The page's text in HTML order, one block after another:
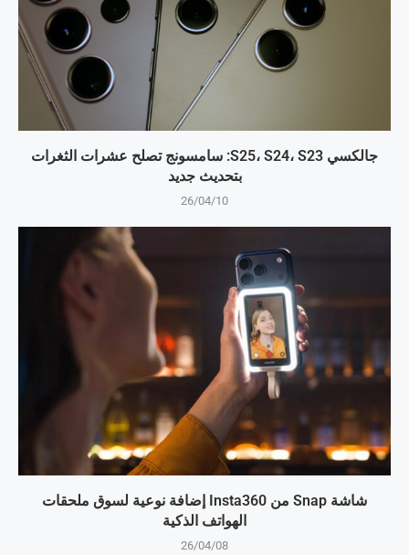
جالكسي S25، S24، S23: سامسونج تصلح عشرات الثغرات
بتحديث جديد
26/04/10
شاشة Snap من Insta360 إضافة نوعية لسوق ملحقات
الهواتف الذكية
26/04/08